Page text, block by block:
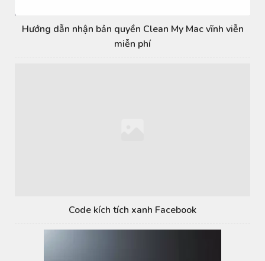
Hướng dẫn nhận bản quyền Clean My Mac vĩnh viễn
miễn phí
Code kích tích xanh Facebook